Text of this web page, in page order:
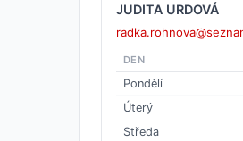
JUDITA URDOVÁ
DEN
Pondělí
Úterý
Středa